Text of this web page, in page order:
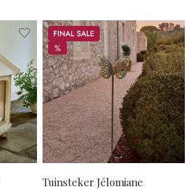
Sale
%
%
Tuinsteker Jélomiane